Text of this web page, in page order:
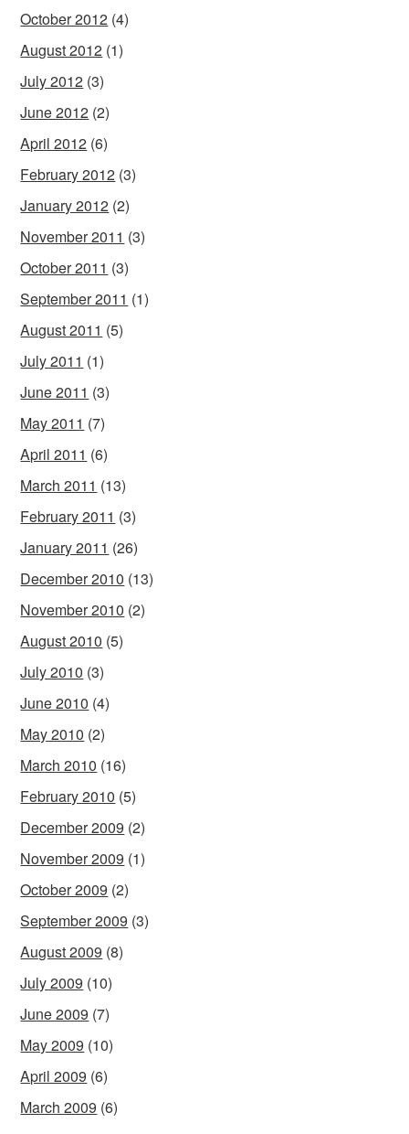
October 2012 (4)
August 2012 (1)
July 2012 (3)
June 2012 (2)
April 2012 (6)
February 2012 (3)
January 2012 (2)
November 2011 (3)
October 2011 (3)
September 2011 (1)
August 2011 (5)
July 2011 (1)
June 2011 (3)
May 2011 (7)
April 2011 (6)
March 2011 (13)
February 2011 (3)
January 2011 (26)
December 2010 (13)
November 2010 (2)
August 2010 (5)
July 2010 (3)
June 2010 (4)
May 2010 (2)
March 2010 (16)
February 2010 (5)
December 2009 (2)
November 2009 (1)
October 2009 (2)
September 2009 (3)
August 2009 (8)
July 2009 (10)
June 2009 (7)
May 2009 (10)
April 2009 (6)
March 2009 (6)